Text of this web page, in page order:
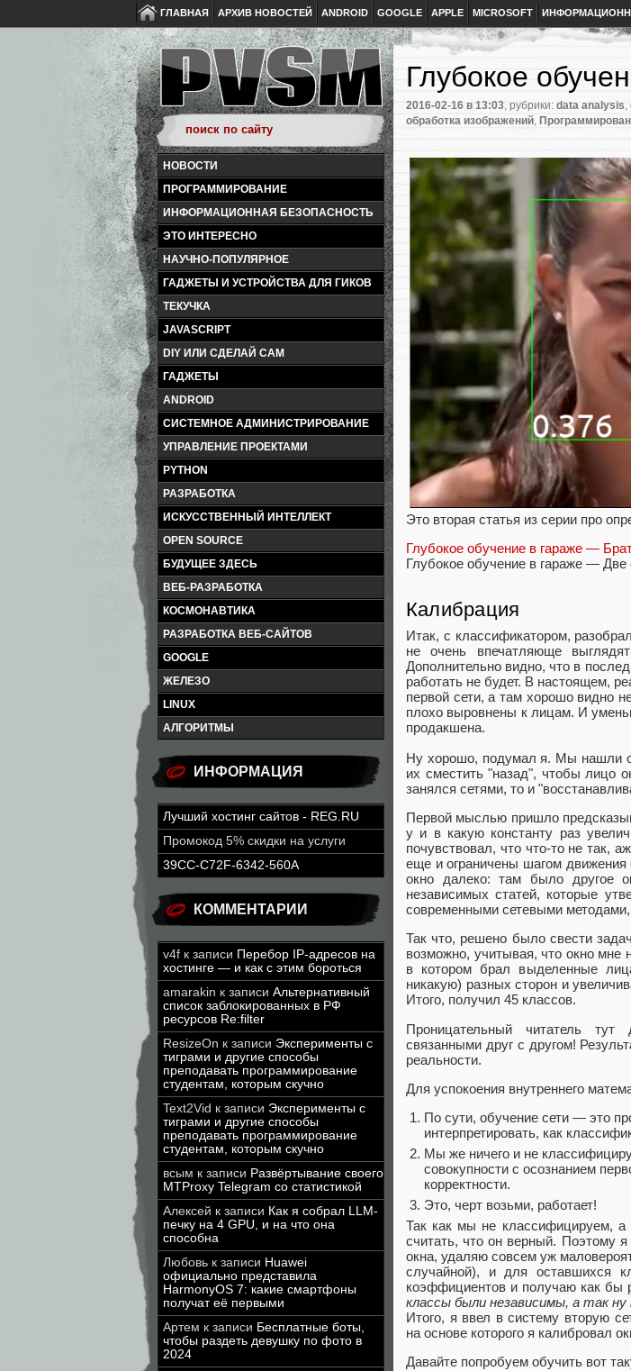
ГЛАВНАЯ АРХИВ НОВОСТЕЙ ANDROID GOOGLE APPLE MICROSOFT
НОВОСТИ
ПРОГРАММИРОВАНИЕ
ИНФОРМАЦИОННАЯ БЕЗОПАСНОСТЬ
ЭТО ИНТЕРЕСНО
НАУЧНО-ПОПУЛЯРНОЕ
ГАДЖЕТЫ И УСТРОЙСТВА ДЛЯ ГИКОВ
ТЕКУЧКА
JAVASCRIPT
DIY ИЛИ СДЕЛАЙ САМ
ГАДЖЕТЫ
ANDROID
СИСТЕМНОЕ АДМИНИСТРИРОВАНИЕ
УПРАВЛЕНИЕ ПРОЕКТАМИ
PYTHON
РАЗРАБОТКА
ИСКУССТВЕННЫЙ ИНТЕЛЛЕКТ
OPEN SOURCE
БУДУЩЕЕ ЗДЕСЬ
ВЕБ-РАЗРАБОТКА
КОСМОНАВТИКА
РАЗРАБОТКА ВЕБ-САЙТОВ
GOOGLE
ЖЕЛЕЗО
LINUX
АЛГОРИТМЫ
ИНФОРМАЦИЯ
Лучший хостинг сайтов - REG.RU
Промокод 5% скидки на услуги
39CC-C72F-6342-560A
КОММЕНТАРИИ
v4f к записи Перебор IP-адресов на
хостинге — и как с этим бороться
amarakin к записи Альтернативный
список заблокированных в РФ
ресурсов Re:filter
ResizeOn к записи Эксперименты с
тиграми и другие способы
преподавать программирование
студентам, которым скучно
Text2Vid к записи Эксперименты с
тиграми и другие способы
преподавать программирование
студентам, которым скучно
всым к записи Развёртывание своего
MTProxy Telegram со статистикой
Алексей к записи Как я собрал LLM-
печку на 4 GPU, и на что она
способна
Любовь к записи Huawei
официально представила
HarmonyOS 7: какие смартфоны
получат её первыми
Артем к записи Бесплатные боты,
чтобы раздеть девушку по фото в
2024
Глубокое
2016-02-16 в 13:03, рубрики: data analysis,
обработка изображений,
Это вторая статья из серии про
Глубокое обучение в гараже —
Глубокое обучение в гараже — Две
Калибрация
Итак, с классификатором,
не очень впечатляюще
Дополнительно видно, что в
работать не будет. В настоящем,
первой сети, а там хорошо видно
плохо выровнены к лицам. И
продакшена.
Ну хорошо, подумал я. Мы нашли
их сместить "назад", чтобы лицо
занялся сетями, то и
Первой мыслью пришло
y и в какую константу раз
почувствовал, что что-то не так,
еще и ограничены шагом движения
окно далеко: там было другое
независимых статей, которые
современными сетевыми методами,
Так что, решено было свести
возможно, учитывая, что окно мне
в котором брал выделенные
никакую) разных сторон и
Итого, получил 45 классов.
Проницательный читатель
связанными друг с другом!
реальности.
Для успокоения внутреннего
По сути, обучение сети — это
интерпретировать, как
Мы же ничего и не
совокупности с осознанием
корректности.
Это, черт возьми, работает!
Так как мы не классифицируем, а
считать, что он верный. Поэтому
окна, удаляю совсем уж
случайной), и для оставшихся
коэффициентов и получаю как бы
классы были независимы, а так ну
Итого, я ввел в систему вторую
на основе которого я калибровал
Давайте попробуем обучить вот